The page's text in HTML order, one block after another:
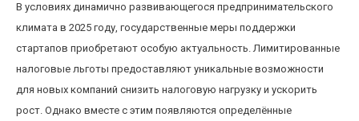
В условиях динамично развивающегося предпринимательского
климата в 2025 году, государственные меры поддержки
стартапов приобретают особую актуальность. Лимитированные
налоговые льготы предоставляют уникальные возможности
для новых компаний снизить налоговую нагрузку и ускорить
рост. Однако вместе с этим появляются определённые